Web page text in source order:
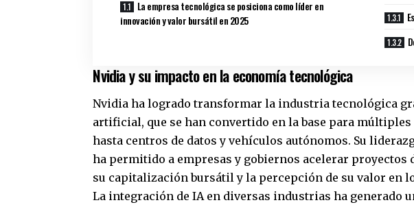
La empresa tecnológica se posiciona como líder en
innovación y valor bursátil en 2025
Nvidia y su impacto en la economía tecnológica
Nvidia ha logrado transformar la industria tecnológica
artificial, que se han convertido en la base para
hasta centros de datos y vehículos autónomos. Su
ha permitido a empresas y gobiernos acelerar proyectos
su capitalización bursátil y la percepción de su valor en
La integración de IA en diversas industrias ha generado